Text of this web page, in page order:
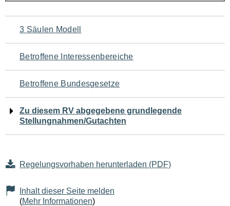
Navigation
für
den
Seiteninhalt
3 Säulen Modell
Betroffene Interessenbereiche
Betroffene Bundesgesetze
Zu diesem RV abgegebene grundlegende
Stellungnahmen/Gutachten
Regelungsvorhaben herunterladen (PDF)
Inhalt dieser Seite melden
(Mehr Informationen)